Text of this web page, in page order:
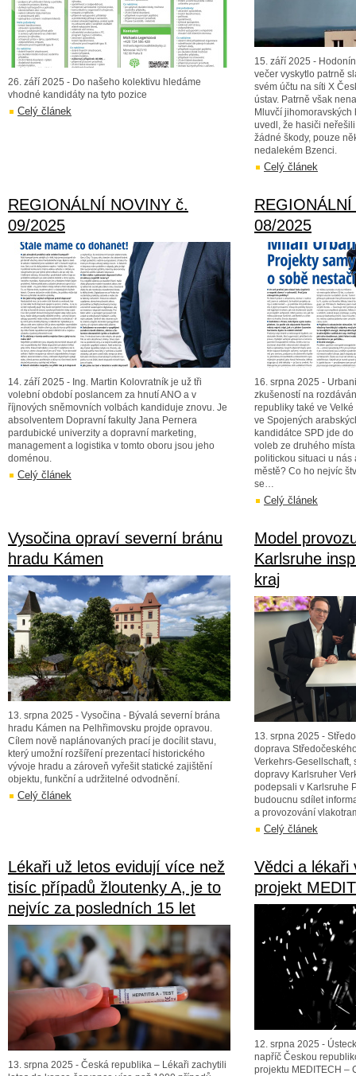
26. září 2025 - Do našeho kolektivu hledáme
vhodné kandidáty na tyto pozice
Celý článek
15. září 2025 -
večer vyskytlo patrně
svém účtu na síti X
ústav. Patrně však
Mluvčí
uvedl, že hasiči
žádné škody, pouze
nedalekém Bzenci.
Celý článek
REGIONÁLNÍ NOVINY č.
09/2025
14. září 2025 - Ing. Martin Kolovratník je už tři
volební období poslancem za hnutí ANO a v
říjnových sněmovních volbách kandiduje znovu. Je
absolventem Dopravní fakulty Jana Pernera
pardubické univerzity a dopravní marketing,
management a logistika v tomto oboru jsou jeho
doménou.
Celý článek
08/2025
16. srpna 2025 -
zkušeností na
republiky také ve
ve Spojených
kandidátce SPD jde
voleb ze druhého
politickou situaci u nás
městě? Co ho nejvíc
se…
Celý článek
Vysočina opraví severní bránu
hradu Kámen
13. srpna 2025 - Vysočina - Bývalá severní brána
hradu Kámen na Pelhřimovsku projde opravou.
Cílem nově naplánovaných prací je docílit stavu,
který umožní rozšíření prezentací historického
vývoje hradu a zároveň vyřešit statické zajištění
objektu, funkční a udržitelné odvodnění.
Celý článek
Model
Karlsruhe
kraj
13. srpna 2025 -
doprava
Verkehrs-
dopravy Karlsruher
podepsali v Karlsruhe
budoucnu sdílet
a provozování
Celý článek
Lékaři už letos evidují více než
tisíc případů žloutenky A, je to
nejvíc za posledních 15 let
13. srpna 2025 - Česká republika – Lékaři zachytili
Vědci a lékaři
projekt
12. srpna 2025 -
napříč Českou
projektu MEDITECH –